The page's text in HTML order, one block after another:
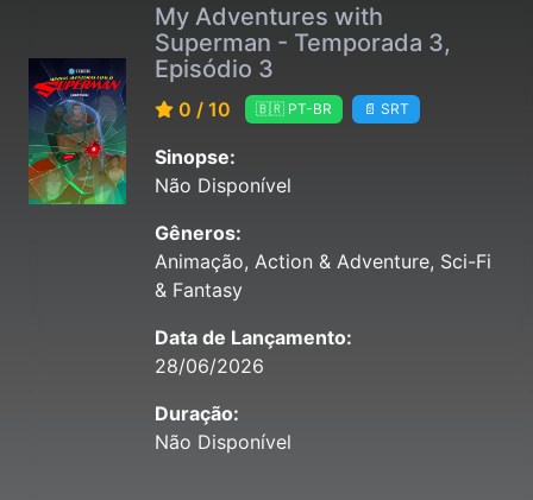
My Adventures with
Superman - Temporada 3,
Episódio 3
0 / 10 🇧🇷 PT-BR 📄 SRT
Sinopse:
Não Disponível
Gêneros:
Animação, Action & Adventure, Sci-Fi
& Fantasy
Data de Lançamento:
28/06/2026
Duração:
Não Disponível